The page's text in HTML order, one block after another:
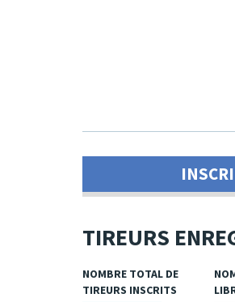
TIREURS
NOMBRE TOTAL DE
TIREURS INSCRITS